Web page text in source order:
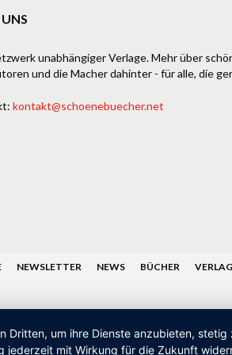
unabhängiger Verlage. Mehr über
und die Macher dahinter - für alle, die
kontakt@schoenebuecher.net
NEWSLETTER NEWS BÜCHER
Dritten, um ihre Dienste anzubieten,
jederzeit mit Wirkung für die Zukunft